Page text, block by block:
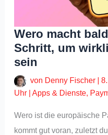
Wero macht
Schritt, um
sein
von Denny Fischer |
Uhr |Apps & Dienste,
Wero ist die europäische
kommt gut voran, zuletzt